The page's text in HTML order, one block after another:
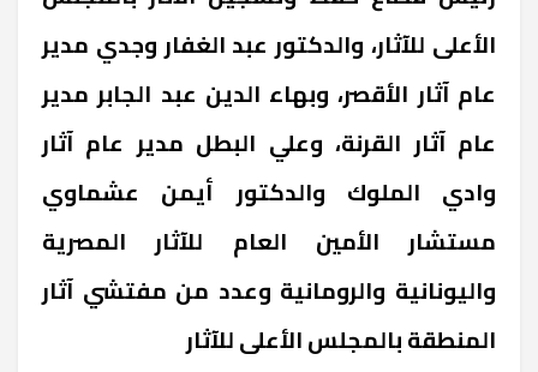
الأعلى للآثار، والدكتور عبد الغفار وجدي مدير
عام آثار الأقصر، وبهاء الدين عبد الجابر مدير
عام آثار القرنة، وعلي البطل مدير عام آثار
وادي الملوك والدكتور أيمن عشماوي
مستشار الأمين العام للآثار المصرية
واليونانية والرومانية وعدد من مفتشي آثار
المنطقة بالمجلس الأعلى للآثار